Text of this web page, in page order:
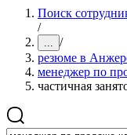
Поиск
/
... /
резюме в
менеджер по
частичная